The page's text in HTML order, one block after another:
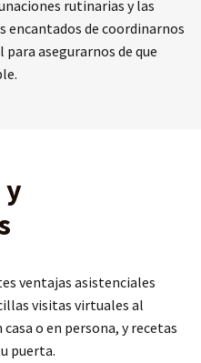
rutinarias y las
encantados de coordinarnos
asegurarnos de que
y
ventajas asistenciales
visitas virtuales al
o en persona, y recetas
puerta.